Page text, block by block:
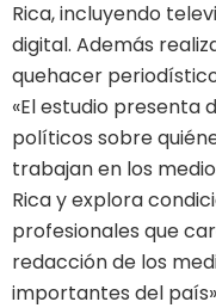
Rica, incluyendo
digital. Además
quehacer
«El estudio presenta
políticos sobre
trabajan en los
Rica y explora
profesionales que
redacción de los
importantes del